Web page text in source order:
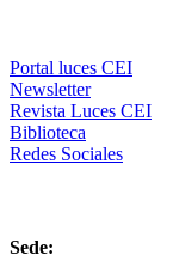
Portal luces CEI
Newsletter
Revista Luces CEI
Biblioteca
Redes Sociales
Sede: